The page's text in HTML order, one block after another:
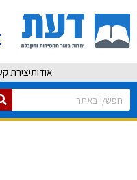
אודותיצירת